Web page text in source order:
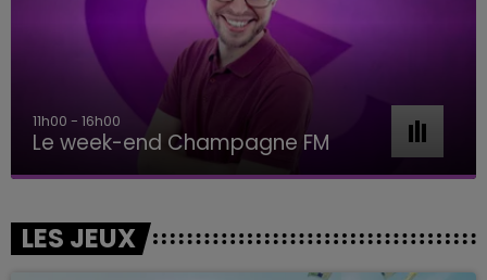
11h00 - 16h00
Le week-end Champagne FM
LES JEUX